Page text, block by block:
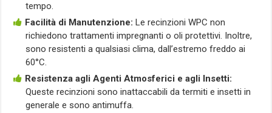
tempo.
Facilità di Manutenzione: Le recinzioni WPC non
richiedono trattamenti impregnanti o oli protettivi. Inoltre,
sono resistenti a qualsiasi clima, dall’estremo freddo ai
60°C.
Resistenza agli Agenti Atmosferici e agli Insetti:
Queste recinzioni sono inattaccabili da termiti e insetti in
generale e sono antimuffa.